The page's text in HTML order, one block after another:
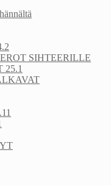
SIHTEERILLE
25.1